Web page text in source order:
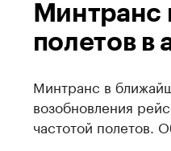
Минтранс
полетов в
Минтранс в
возобновления
частотой полетов.